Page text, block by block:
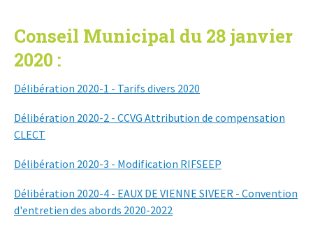
Conseil Municipal du 28 janvier
2020 :
Délibération 2020-1 - Tarifs divers 2020
Délibération 2020-2 - CCVG Attribution de compensation
CLECT
Délibération 2020-3 - Modification RIFSEEP
Délibération 2020-4 - EAUX DE VIENNE SIVEER - Convention
d'entretien des abords 2020-2022